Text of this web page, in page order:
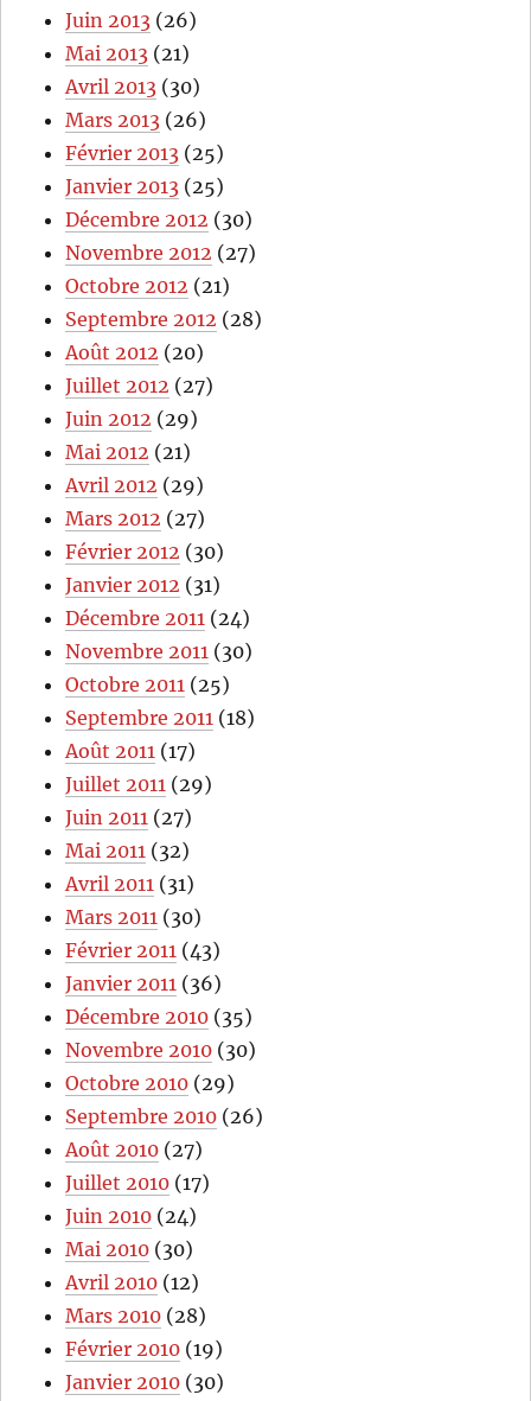
Juin 2013 (26)
Mai 2013 (21)
Avril 2013 (30)
Mars 2013 (26)
Février 2013 (25)
Janvier 2013 (25)
Décembre 2012 (30)
Novembre 2012 (27)
Octobre 2012 (21)
Septembre 2012 (28)
Août 2012 (20)
Juillet 2012 (27)
Juin 2012 (29)
Mai 2012 (21)
Avril 2012 (29)
Mars 2012 (27)
Février 2012 (30)
Janvier 2012 (31)
Décembre 2011 (24)
Novembre 2011 (30)
Octobre 2011 (25)
Septembre 2011 (18)
Août 2011 (17)
Juillet 2011 (29)
Juin 2011 (27)
Mai 2011 (32)
Avril 2011 (31)
Mars 2011 (30)
Février 2011 (43)
Janvier 2011 (36)
Décembre 2010 (35)
Novembre 2010 (30)
Octobre 2010 (29)
Septembre 2010 (26)
Août 2010 (27)
Juillet 2010 (17)
Juin 2010 (24)
Mai 2010 (30)
Avril 2010 (12)
Mars 2010 (28)
Février 2010 (19)
Janvier 2010 (30)